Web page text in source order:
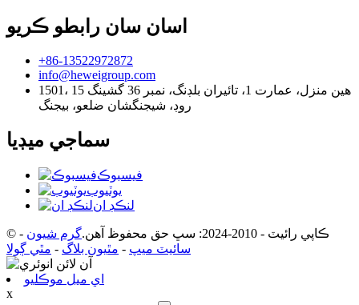
اسان سان رابطو ڪريو
+86-13522972872
info@heweigroup.com
1501، 15 هين منزل، عمارت 1، تائيران بلڊنگ، نمبر 36 گشينگ
روڊ، شيجنگشان ضلعو، بيجنگ
سماجي ميڊيا
فيسبوڪ
يوٽيوب
لنڪڊ ان
© ڪاپي رائيٽ - 2010-2024: سڀ حق محفوظ آهن. گرم شيون -
سائيٽ ميپ - مٿيون بلاگ - مٿي ڳولا
اي ميل موڪليو
x